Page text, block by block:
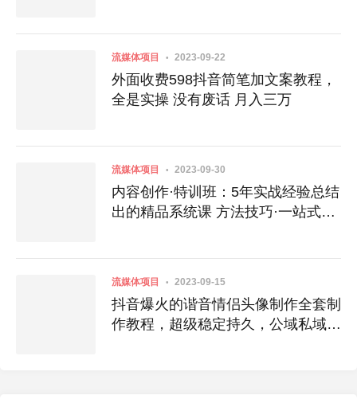
流媒体项目 2023-09-22
外面收费598抖音简笔加文案教程，
全是实操 没有废话 月入三万
流媒体项目 2023-09-30
内容创作·特训班：5年实战经验总结
出的精品系统课 方法技巧·一站式提
流媒体项目 2023-09-15
抖音爆火的谐音情侣头像制作全套制
作教程，超级稳定持久，公域私域双